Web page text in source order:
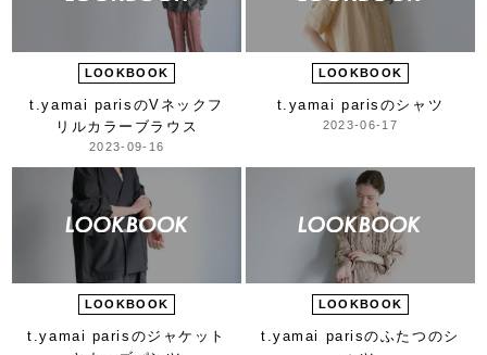
LOOKBOOK
t.yamai parisのVネックフ
リルカラーブラウス
2023-09-16
LOOKBOOK
t.yamai parisのシャツ
2023-06-17
LOOKBOOK
t.yamai parisのジャケット
LOOKBOOK
t.yamai parisのふたつのシ